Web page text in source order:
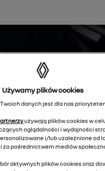
Używamy plików cookies
danych jest dla nas
używają plików cookies w
oglądalności i wydajności
i/lub uzależnione od
za pośrednictwem mediów
aktywnych plików cookies oraz